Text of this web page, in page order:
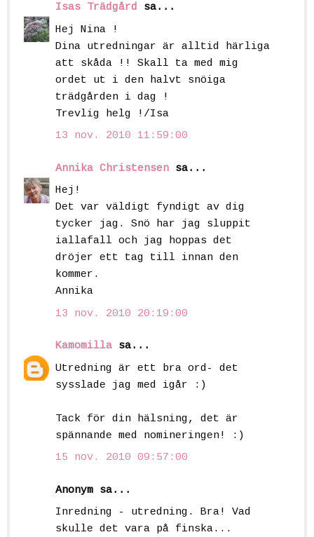
Isas Trädgård sa...
Hej Nina !
Dina utredningar är alltid härliga
att skåda !! Skall ta med mig
ordet ut i den halvt snöiga
trädgården i dag !
Trevlig helg !/Isa
13 nov. 2010 11:59:00
Annika Christensen sa...
Hej!
Det var väldigt fyndigt av dig
tycker jag. Snö har jag sluppit
iallafall och jag hoppas det
dröjer ett tag till innan den
kommer.
Annika
13 nov. 2010 20:19:00
Kamomilla sa...
Utredning är ett bra ord- det
sysslade jag med igår :)
Tack för din hälsning, det är
spännande med nomineringen! :)
15 nov. 2010 09:57:00
Anonym sa...
Inredning - utredning. Bra! Vad
skulle det vara på finska...